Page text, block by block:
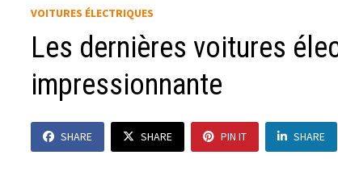
VOITURES ÉLECTRIQUES
Les dernières voitures
impressionnante
SHARE SHARE PIN IT SHARE